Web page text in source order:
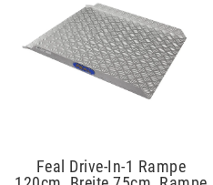
Feal Drive-In-1 Rampe